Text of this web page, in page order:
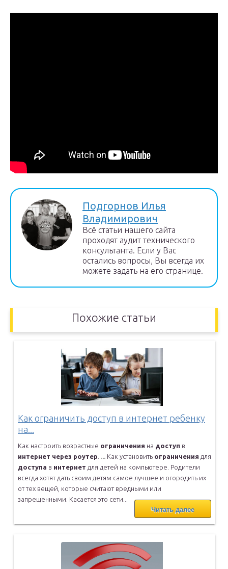
Подгорнов Илья
Владимирович
Всё статьи нашего сайта
проходят аудит технического
консультанта. Если у Вас
остались вопросы, Вы всегда их
можете задать на его странице.
Похожие статьи
Как ограничить доступ в интернет ребенку
на...
Как настроить возрастные ограничения на доступ в
интернет через роутер ... Как установить ограничения для
доступа в интернет для детей на компьютере. Родители
всегда хотят дать своим детям самое лучшее и огородить их
от тех вещей, которые считают вредными или
запрещенными. Касается это сети...
Читать далее